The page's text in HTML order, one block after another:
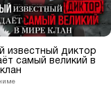
известный диктор
самый великий в